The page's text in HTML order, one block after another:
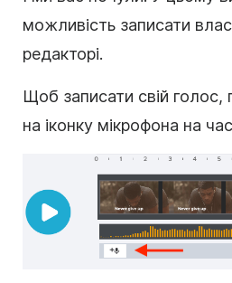
можливість записати
редакторі.
Щоб записати свій голос,
на іконку мікрофона на